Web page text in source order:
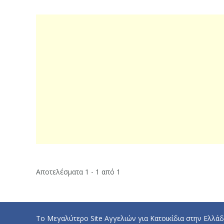
Αποτελέσματα 1 - 1 από 1
Το Μεγαλύτερο Site Αγγελιών για Κατοικίδια στην